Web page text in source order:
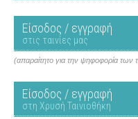
Είσοδος / εγγραφή
στις ταινίες μας
(απαραίτητο για την ψηφοφορία των
Είσοδος / εγγραφή
στη Χρυσή Ταινιοθήκη